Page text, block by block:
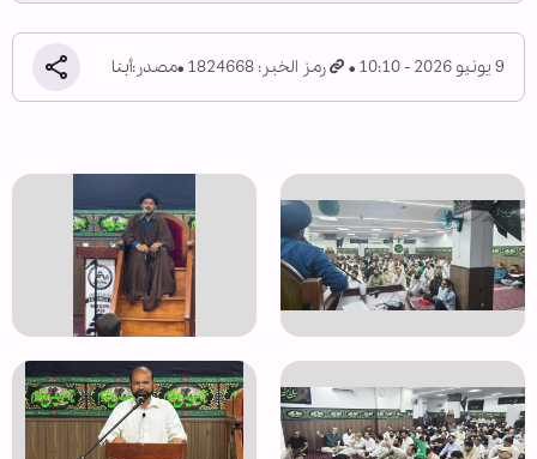
9 يونيو 2026 - 10:10 رمز الخبر: 1824668 مصدر:أبنا